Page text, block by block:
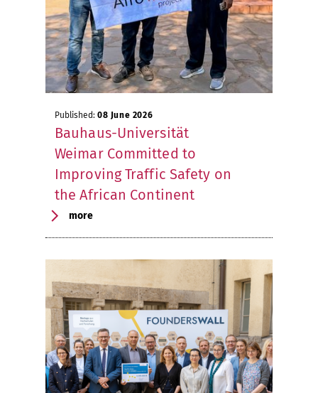
Published: 08 June 2026
Bauhaus-Universität
Weimar Committed to
Improving Traffic Safety on
the African Continent
more